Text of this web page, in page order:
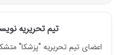
تیم تحریریه
اعضای تیم تحریریه "پزشکا"